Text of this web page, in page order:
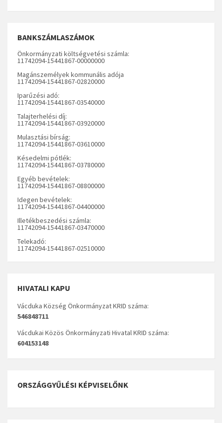
BANKSZÁMLASZÁMOK
Önkormányzati költségvetési számla:
11742094-15441867-00000000
Magánszemélyek kommunális adója
11742094-15441867-02820000
Iparűzési adó:
11742094-15441867-03540000
Talajterhelési díj:
11742094-15441867-03920000
Mulasztási bírság:
11742094-15441867-03610000
Késedelmi pótlék:
11742094-15441867-03780000
Egyéb bevételek:
11742094-15441867-08800000
Idegen bevételek:
11742094-15441867-04400000
Illetékbeszedési számla:
11742094-15441867-03470000
Telekadó:
11742094-15441867-02510000
HIVATALI KAPU
Vácduka Község Önkormányzat KRID száma:
546848711
Vácdukai Közös Önkormányzati Hivatal KRID száma:
604153148
ORSZÁGGYŰLÉSI KÉPVISELŐNK